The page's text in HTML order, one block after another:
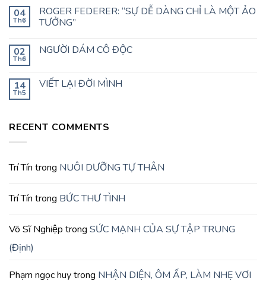
04
Th6
ROGER FEDERER: “SỰ DỄ DÀNG CHỈ LÀ MỘT ẢO
TƯỞNG”
02
Th6
NGƯỜI DÁM CÔ ĐỘC
14
Th5
VIẾT LẠI ĐỜI MÌNH
RECENT COMMENTS
Trí Tín trong NUÔI DƯỠNG TỰ THÂN
Trí Tín trong BỨC THƯ TÌNH
Võ Sĩ Nghiệp trong SỨC MẠNH CỦA SỰ TẬP TRUNG
(Định)
Phạm ngọc huytrong NHẬN DIỆN, ÔM ẤP, LÀM NHẸ VƠI